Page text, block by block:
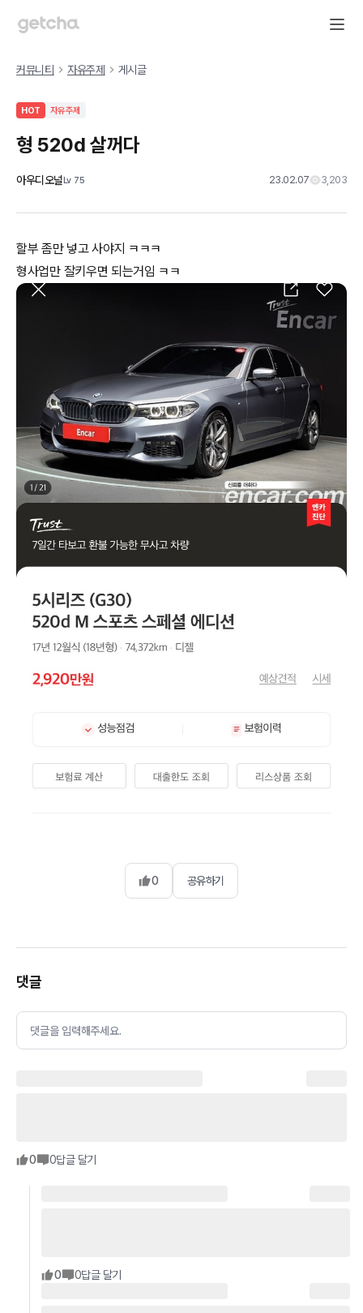
커뮤니티 자유주제 게시글
HOT 자유주제
형 520d 살꺼다
아우디오널Lv 75 23.02.07 3,203
할부 좀만 넣고 사야지 ㅋㅋㅋ
형사업만 잘키우면 되는거임 ㅋㅋ
0 공유하기
댓글
댓글을 입력해주세요.
0 0답글 달기
0 0답글 달기